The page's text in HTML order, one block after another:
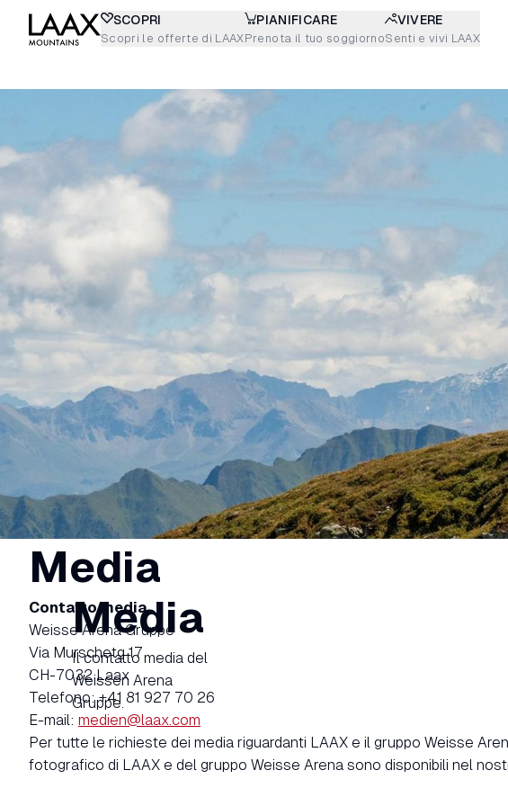
SCOPRI
Scopri le offerte di LAAX
PIANIFICARE
Prenota il tuo soggiorno
VIVERE
Senti e vivi LAAX
Media
Il contatto media del
Weissen Arena
Gruppe.
Media
Contatto media
Weisse Arena Gruppe
Via Murschetg 17
CH-7032 Laax
Telefono: +41 81 927 70 26
E-mail: medien@laax.com
Per tutte le richieste dei media riguardanti LAAX e il gruppo Weisse
fotografico di LAAX e del gruppo Weisse Arena sono disponibili nel